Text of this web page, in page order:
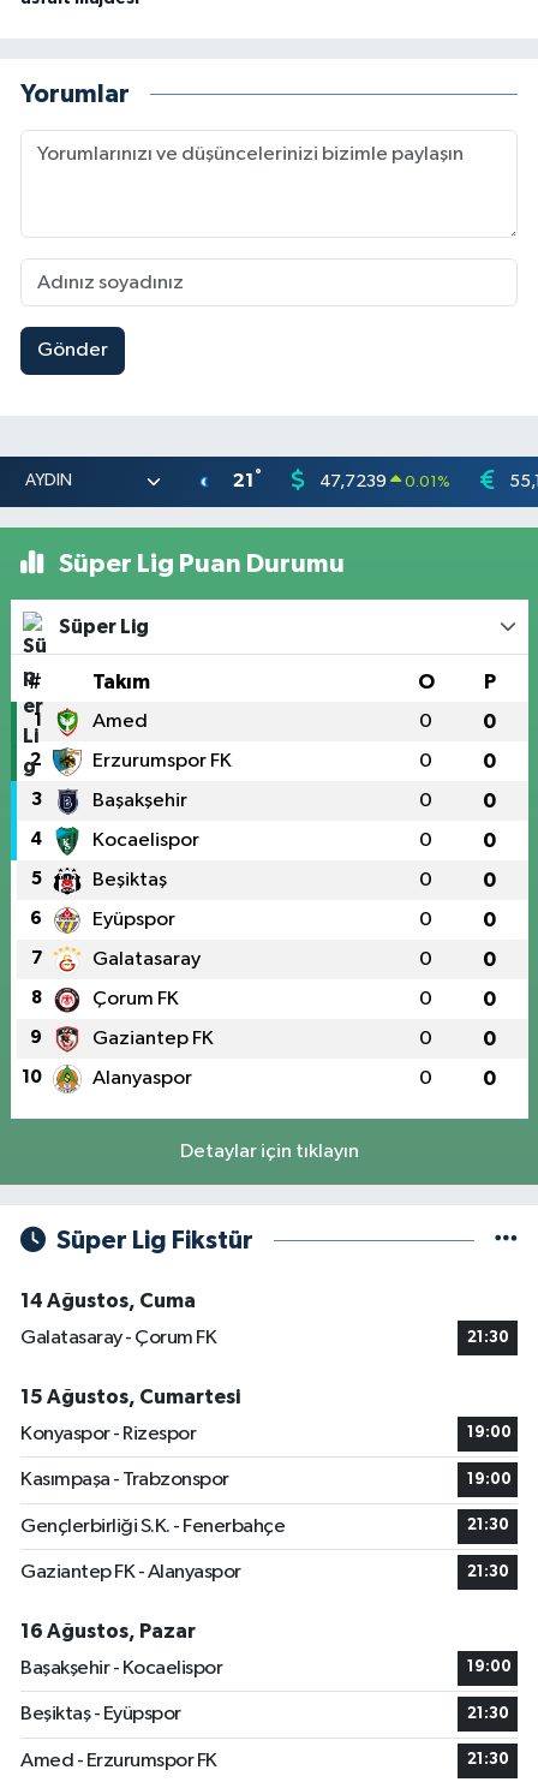
Yorumlar
Gönder
21 ° 47,7239 0.01 %
Süper Lig Puan Durumu
Süper Lig
# Takım O P
1 Amed 0 0
2 Erzurumspor FK 0 0
3 Başakşehir 0 0
4 Kocaelispor 0 0
5 Beşiktaş 0 0
6 Eyüpspor 0 0
7 Galatasaray 0 0
8 Çorum FK 0 0
9 Gaziantep FK 0 0
10 Alanyaspor 0 0
Detaylar için tıklayın
Süper Lig Fikstür
14 Ağustos, Cuma
Galatasaray - Çorum FK
21:30
15 Ağustos, Cumartesi
Konyaspor - Rizespor
19:00
Kasımpaşa - Trabzonspor 19:00
Gençlerbirliği S.K. - Fenerbahçe 21:30
Gaziantep FK - Alanyaspor 21:30
16 Ağustos, Pazar
Başakşehir - Kocaelispor
19:00
Beşiktaş - Eyüpspor 21:30
Amed - Erzurumspor FK 21:30